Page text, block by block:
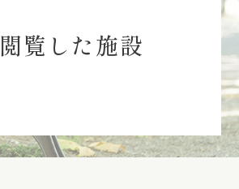
閲覧した施設